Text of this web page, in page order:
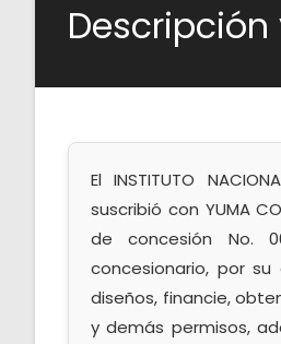
Descripción
El INSTITUTO
suscribió con YUMA
de concesión No.
concesionario, por
diseños, financie,
y demás permisos,